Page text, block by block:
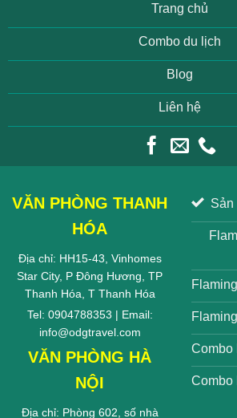
Trang chủ
Combo du lịch
Blog
Liên hệ
VĂN PHÒNG THANH
HÓA
Địa chỉ: HH15-43, Vinhomes
Star City, P Đông Hương, TP
Thanh Hóa, T Thanh Hóa
Tel: 0904788353 | Email:
info@odgtravel.com
VĂN PHÒNG HÀ
NỘI
Địa chỉ: Phòng 602, số nhà
Combo
Combo